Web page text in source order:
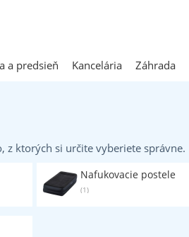
a predsieň Kancelária Záhrada
z ktorých si určite vyberiete správne.
Nafukovacie postele
(1)